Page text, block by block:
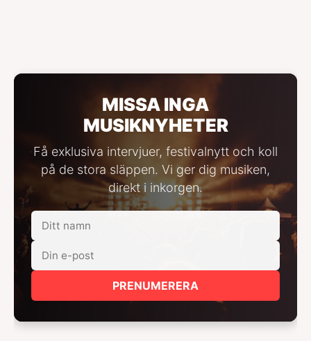
MISSA INGA
MUSIKNYHETER
Få exklusiva intervjuer, festivalnytt och koll
på de stora släppen. Vi ger dig musiken,
direkt i inkorgen.
PRENUMERERA